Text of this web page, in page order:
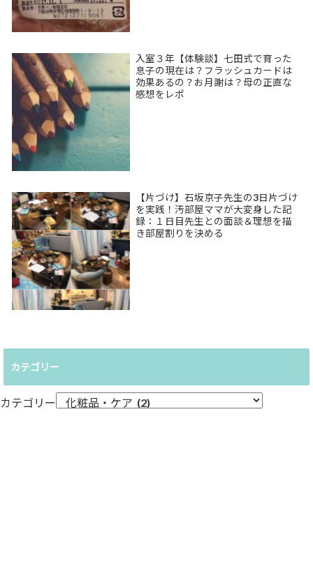
入室３年【体験談】七田式で育った
息子の現在は？フラッシュカードは
効果あるの？お月謝は？母の正直な
感想をレポ
【片づけ】石坂京子先生の3日片づけ
を実践！汚部屋ママが大変身した記
録：１日目先生との面談＆理想を描
き部屋割りを決める
カテゴリー
カテゴリー